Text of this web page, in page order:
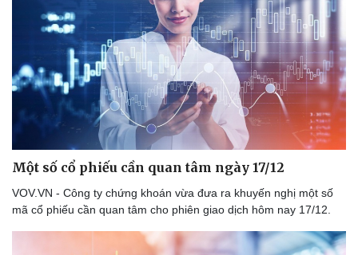
Một số cổ phiếu cần quan tâm ngày 17/12
VOV.VN - Công ty chứng khoán vừa đưa ra khuyến nghị một số
mã cổ phiếu cần quan tâm cho phiên giao dịch hôm nay 17/12.